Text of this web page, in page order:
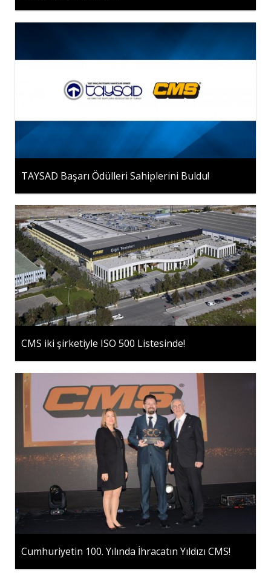
TAYSAD Başarı Ödülleri Sahiplerini Buldu!
CMS iki şirketiyle ISO 500 Listesinde!
Cumhuriyetin 100. Yılında İhracatın Yıldızı CMS!